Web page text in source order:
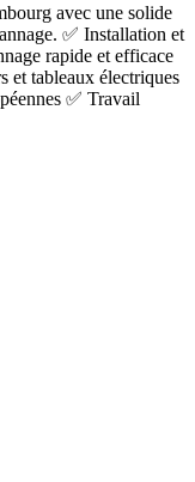
avec une solide
✅ Installation et
rapide et efficace
et tableaux électriques
✅ Travail